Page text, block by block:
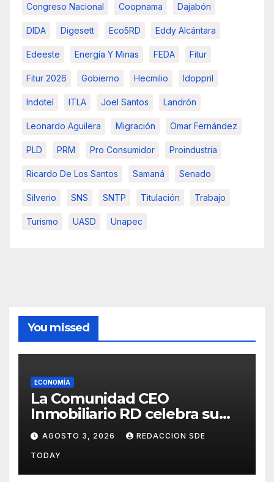
Congreso Nacional Coopnama Dajabón
DIDA Digesett Eco5RD Eddy Alcántara
Edeeste Energía Y Minas FEDA Fitur
Fitur 2026 Gobierno Hecmilio Idoppril
Indotel ITLA Joel Santos Landrón
Leonardo Aguilera Migración Omar Fernández
PLD PRM Pro Consumidor Proindustria
Ricardo De Los Santos Samaná Senado
Silverio SNS SNTP Titulación Trabajo
Turismo UASD Unapec
You missed
ECONOMÍA
La Comunidad CEO
Inmobiliario RD celebra su
segundo aniversario
consolidando una cultura de
alianza y colaboración
AGOSTO 3, 2026 REDACCION SDE
TODAY